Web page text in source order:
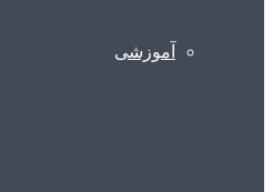
آموزشی